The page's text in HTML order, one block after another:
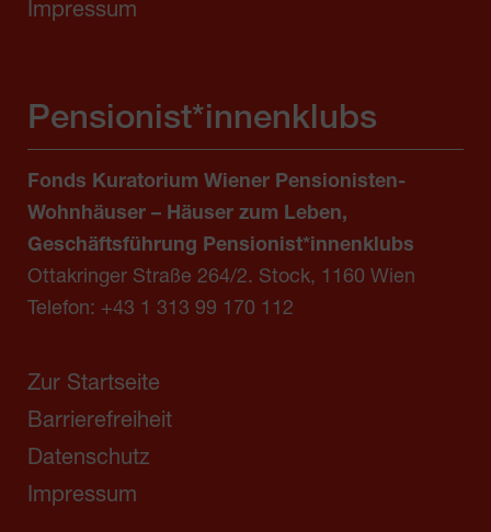
Impressum
Pensionist*innenklubs
Fonds Kuratorium Wiener Pensionisten-
Wohnhäuser – Häuser zum Leben,
Geschäftsführung Pensionist*innenklubs
Ottakringer Straße 264/2. Stock, 1160 Wien
Telefon: +43 1 313 99 170 112
Zur Startseite
Barrierefreiheit
Datenschutz
Impressum